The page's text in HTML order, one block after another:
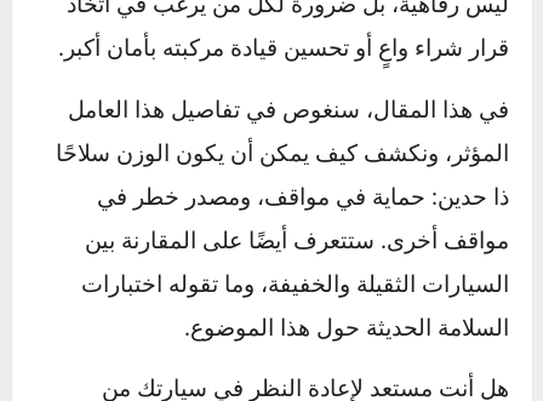
مسافة التوقف، وقدرة السيارة على امتصاص
الصدمات. فهم العلاقة بين وزن السيارة والأمان
ليس رفاهية، بل ضرورة لكل من يرغب في اتخاذ
قرار شراء واعٍ أو تحسين قيادة مركبته بأمان أكبر.
في هذا المقال، سنغوص في تفاصيل هذا العامل
المؤثر، ونكشف كيف يمكن أن يكون الوزن سلاحًا
ذا حدين: حماية في مواقف، ومصدر خطر في
مواقف أخرى. ستتعرف أيضًا على المقارنة بين